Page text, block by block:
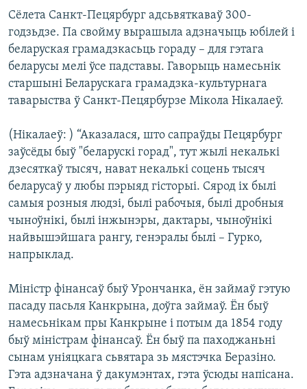
Сёлета Санкт-Пецярбург адсьвяткаваў 300-
годзьдзе. Па свойму вырашыла адзначыць юбілей і
беларуская грамадзкасьць гораду – для гэтага
беларусы мелі ўсе падставы. Гаворыць намесьнік
старшыні Беларускага грамадзка-культурнага
таварыства ў Санкт-Пецярбурзе Мікола Нікалаеў.
(Нікалаеў: ) “Аказалася, што сапраўды Пецярбург
заўсёды быў "беларускі горад", тут жылі некалькі
дзесяткаў тысяч, нават некалькі соцень тысяч
беларусаў у любы пэрыяд гісторыі. Сярод іх былі
самыя розныя людзі, былі рабочыя, былі дробныя
чыноўнікі, былі інжынэры, дактары, чыноўнікі
найвышэйшага рангу, генэралы былі – Гурко,
напрыклад.
Міністр фінансаў быў Урончанка, ён займаў гэтую
пасаду пасьля Канкрына, доўга займаў. Ён быў
намесьнікам пры Канкрыне і потым да 1854 году
быў міністрам фінансаў. Ён быў па паходжаньні
сынам уніяцкага сьвятара зь мястэчка Беразіно.
Гэта адзначана ў дакумэнтах, гэта ўсюды напісана.